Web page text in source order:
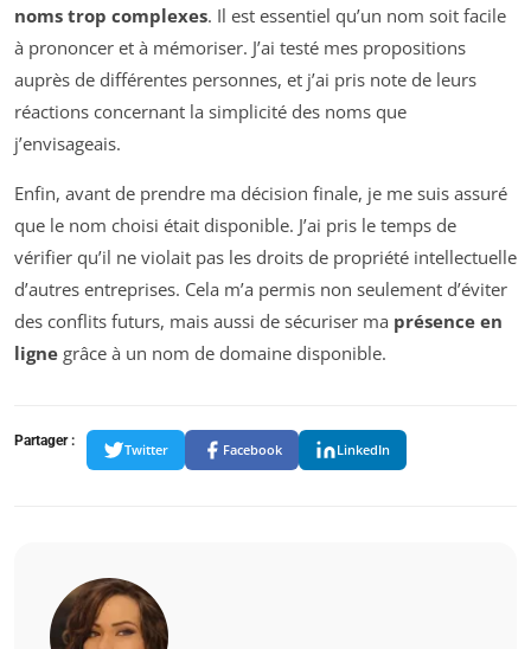
noms trop complexes. Il est essentiel qu’un nom soit facile
à prononcer et à mémoriser. J’ai testé mes propositions
auprès de différentes personnes, et j’ai pris note de leurs
réactions concernant la simplicité des noms que
j’envisageais.
Enfin, avant de prendre ma décision finale, je me suis assuré
que le nom choisi était disponible. J’ai pris le temps de
vérifier qu’il ne violait pas les droits de propriété intellectuelle
d’autres entreprises. Cela m’a permis non seulement d’éviter
des conflits futurs, mais aussi de sécuriser ma présence en
ligne grâce à un nom de domaine disponible.
Partager :
Twitter Facebook LinkedIn